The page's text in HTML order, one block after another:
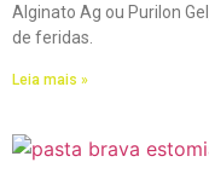
Alginato Ag ou Purilon
de feridas.
Leia mais »